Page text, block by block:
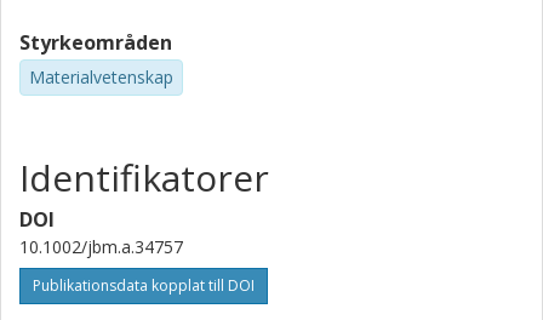
Styrkeområden
Materialvetenskap
Identifikatorer
DOI
10.1002/jbm.a.34757
Publikationsdata kopplat till DOI